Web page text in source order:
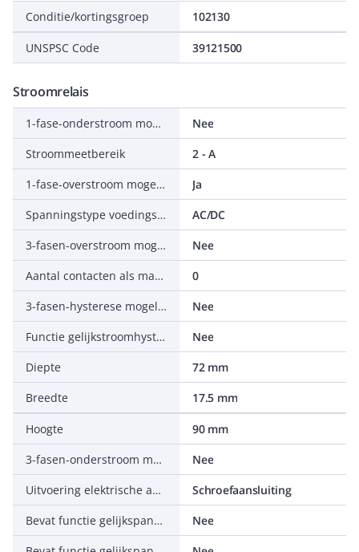
Conditie/kortingsgroep 102130
UNSPSC Code 39121500
Stroomrelais
1-fase-onderstroom mogelijk
Nee
Stroommeetbereik
2 - A
1-fase-overstroom mogelijk
Ja
Spanningstype voedingsspanning
AC/DC
3-fasen-overstroom mogelijk
Nee
Aantal contacten als maakcontact
0
3-fasen-hysterese mogelijk
Nee
Functie gelijkstroomhysterese
Nee
Diepte
72 mm
Breedte
17.5 mm
Hoogte
90 mm
3-fasen-onderstroom mogelijk
Nee
Uitvoering elektrische aansluiting
Schroefaansluiting
Bevat functie gelijkspanningsoverstroom
Nee